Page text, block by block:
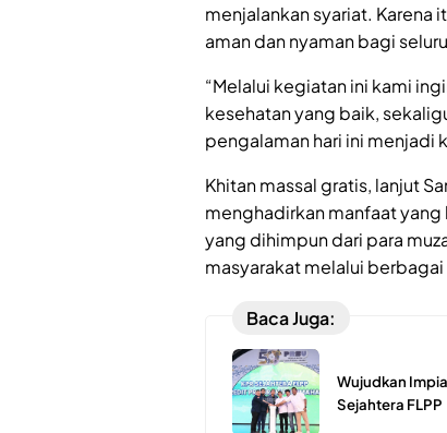
menjalankan syariat. Karena
aman dan nyaman bagi
“Melalui kegiatan ini kami
kesehatan yang baik,
pengalaman hari ini menjadi
Khitan massal gratis, lanjut
menghadirkan manfaat
yang dihimpun dari para
masyarakat melalui
Baca Juga:
Wujudkan
Sejahtera FLPP